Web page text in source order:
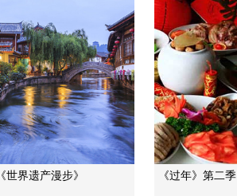
《世界遗产漫步》 《过年》第二季